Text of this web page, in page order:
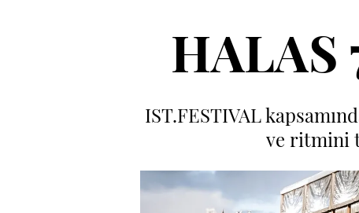
HALAS
IST.FESTIVAL
ve ritmini